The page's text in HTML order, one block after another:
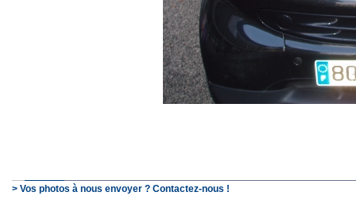
> Vos photos à nous envoyer ? Contactez-nous !